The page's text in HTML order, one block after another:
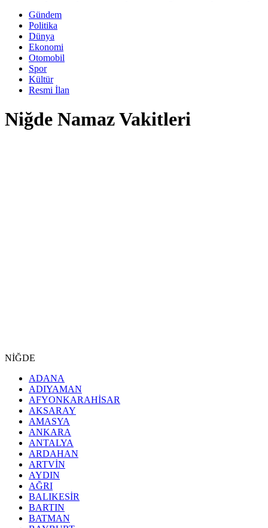
Gündem
Politika
Dünya
Ekonomi
Otomobil
Spor
Kültür
Resmi İlan
Niğde Namaz Vakitleri
NİĞDE
ADANA
ADIYAMAN
AFYONKARAHİSAR
AKSARAY
AMASYA
ANKARA
ANTALYA
ARDAHAN
ARTVİN
AYDIN
AĞRI
BALIKESİR
BARTIN
BATMAN